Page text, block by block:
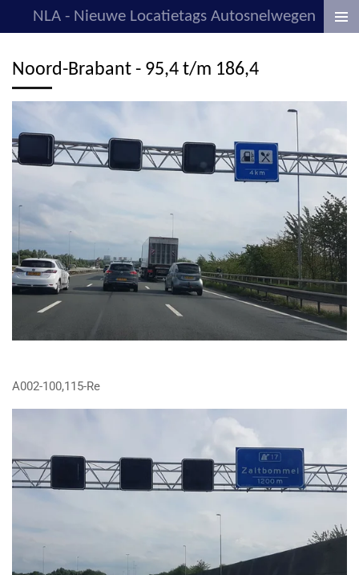
direct
de
NLA - Nieuwe Locatietags Autosnelwegen
Noord-Brabant - 95,4 t/m 186,4
A002-100,115-Re